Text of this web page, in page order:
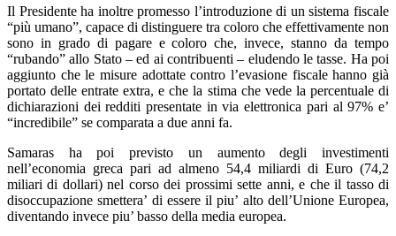
Il Presidente ha inoltre promesso l’introduzione di un sistema fiscale
“più umano”, capace di distinguere tra coloro che effettivamente non
sono in grado di pagare e coloro che, invece, stanno da tempo
“rubando” allo Stato – ed ai contribuenti – eludendo le tasse. Ha poi
aggiunto che le misure adottate contro l’evasione fiscale hanno già
portato delle entrate extra, e che la stima che vede la percentuale di
dichiarazioni dei redditi presentate in via elettronica pari al 97% e’
“incredibile” se comparata a due anni fa.
Samaras ha poi previsto un aumento degli investimenti
nell’economia greca pari ad almeno 54,4 miliardi di Euro (74,2
miliari di dollari) nel corso dei prossimi sette anni, e che il tasso di
disoccupazione smettera’ di essere il piu’ alto dell’Unione Europea,
diventando invece piu’ basso della media europea.